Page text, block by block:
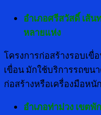
อำเภอศรีสวัสดิ์ เส้น
หลายแห่ง
โครงการก่อสร้างรอบเ
เขื่อน มักใช้บริการรถขน
ก่อสร้างหรือเครื่องมือหนัก
อำเภอท่าม่วง เขต